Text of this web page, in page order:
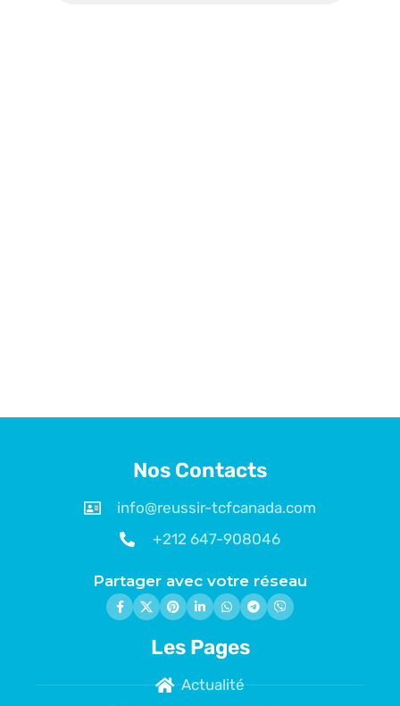
Nos Contacts
info@reussir-tcfcanada.com
+212 647-908046
Partager avec votre réseau
Les Pages
Actualité